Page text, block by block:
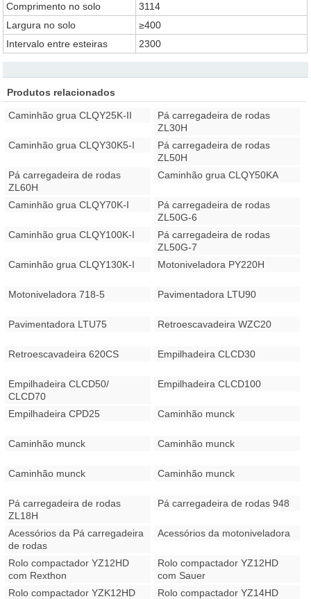
Comprimento no solo
3114
Largura no solo
≥400
Intervalo entre esteiras
2300
Produtos relacionados
Caminhão grua CLQY25K-II
Pá carregadeira de rodas
ZL30H
Caminhão grua CLQY30K5-I
Pá carregadeira de rodas
ZL50H
Pá carregadeira de rodas
ZL60H
Caminhão grua CLQY50KA
Caminhão grua CLQY70K-I
Pá carregadeira de rodas
ZL50G-6
Caminhão grua CLQY100K-I
Pá carregadeira de rodas
ZL50G-7
Caminhão grua CLQY130K-I
Motoniveladora PY220H
Motoniveladora 718-5 Pavimentadora LTU90
Pavimentadora LTU75 Retroescavadeira WZC20
Retroescavadeira 620CS Empilhadeira CLCD30
Empilhadeira CLCD50/
CLCD70
Empilhadeira CLCD100
Empilhadeira CPD25 Caminhão munck
Caminhão munck Caminhão munck
Caminhão munck Caminhão munck
Pá carregadeira de rodas
ZL18H
Pá carregadeira de rodas 948
Acessórios da Pá carregadeira
de rodas
Acessórios da motoniveladora
Rolo compactador YZ12HD
com Rexthon
Rolo compactador YZ12HD
com Sauer
Rolo compactador YZK12HD
Rolo compactador YZ14HD